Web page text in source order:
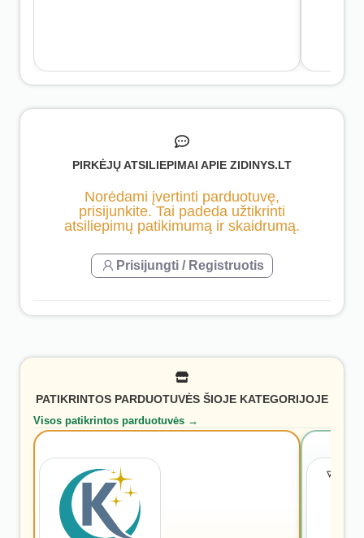
PIRKĖJŲ ATSILIEPIMAI APIE ZIDINYS.LT
Norėdami įvertinti parduotuvę,
prisijunkite. Tai padeda užtikrinti
atsiliepimų patikimumą ir skaidrumą.
Prisijungti / Registruotis
PATIKRINTOS PARDUOTUVĖS ŠIOJE KATEGORIJOJE
Visos patikrintos parduotuvės →